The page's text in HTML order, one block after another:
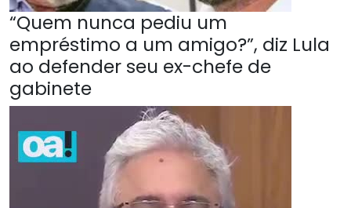
“Quem nunca pediu um
empréstimo a um amigo?”, diz Lula
ao defender seu ex-chefe de
gabinete